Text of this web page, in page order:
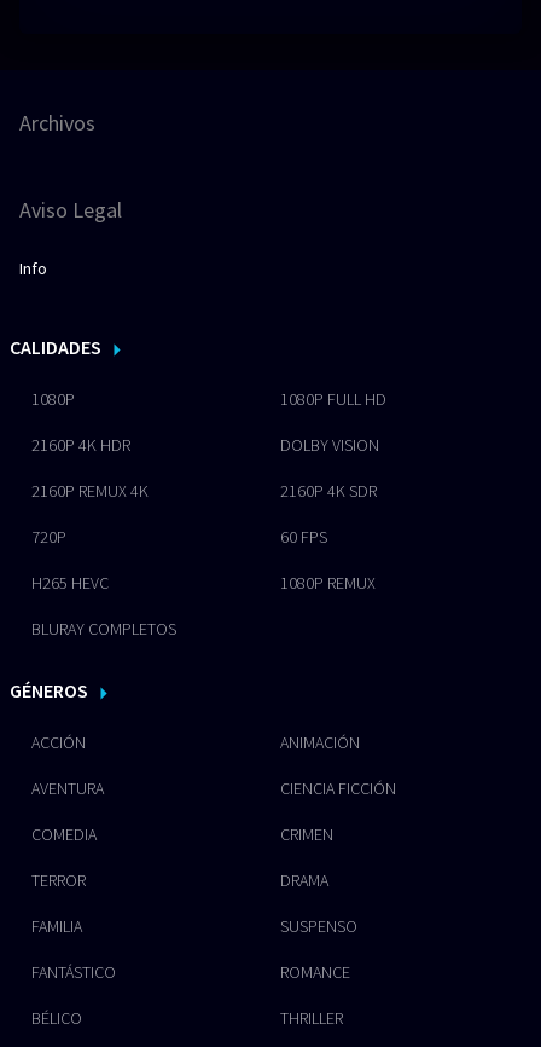
Archivos
Aviso Legal
Info
CALIDADES
1080P 1080P FULL HD
2160P 4K HDR DOLBY VISION
2160P REMUX 4K 2160P 4K SDR
720P 60 FPS
H265 HEVC 1080P REMUX
BLURAY COMPLETOS
GÉNEROS
ACCIÓN ANIMACIÓN
AVENTURA CIENCIA FICCIÓN
COMEDIA CRIMEN
TERROR DRAMA
FAMILIA SUSPENSO
FANTÁSTICO ROMANCE
BÉLICO THRILLER